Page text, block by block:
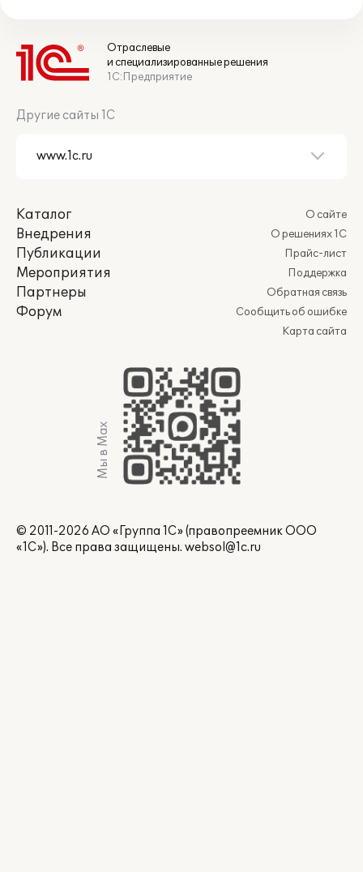
Отраслевые
и специализированные решения
1С:Предприятие
Другие сайты 1С
Каталог
Внедрения
Публикации
Мероприятия
Партнеры
Форум
О сайте
О решениях 1С
Прайс-лист
Поддержка
Обратная связь
Сообщить об ошибке
Карта сайта
Мы в Max
© 2011-2026 АО «Группа 1С» (правопреемник ООО
«1С»). Все права защищены. websol@1c.ru